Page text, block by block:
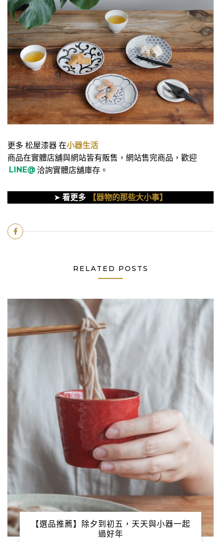
更多 松屋漆器 在小器生活
商品在實體店舖與網站皆有販售，網站售完商品，歡迎
LINE@ 洽詢實體店舖庫存。
➤ 看更多 【器物的那些大小事】
RELATED POSTS
【選品推薦】除夕到初五，天天與小器一起
過好年